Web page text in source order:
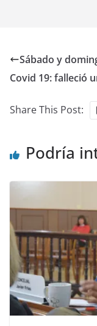
Sábado y
Covid 19: falleció
Share This Post:
Podría